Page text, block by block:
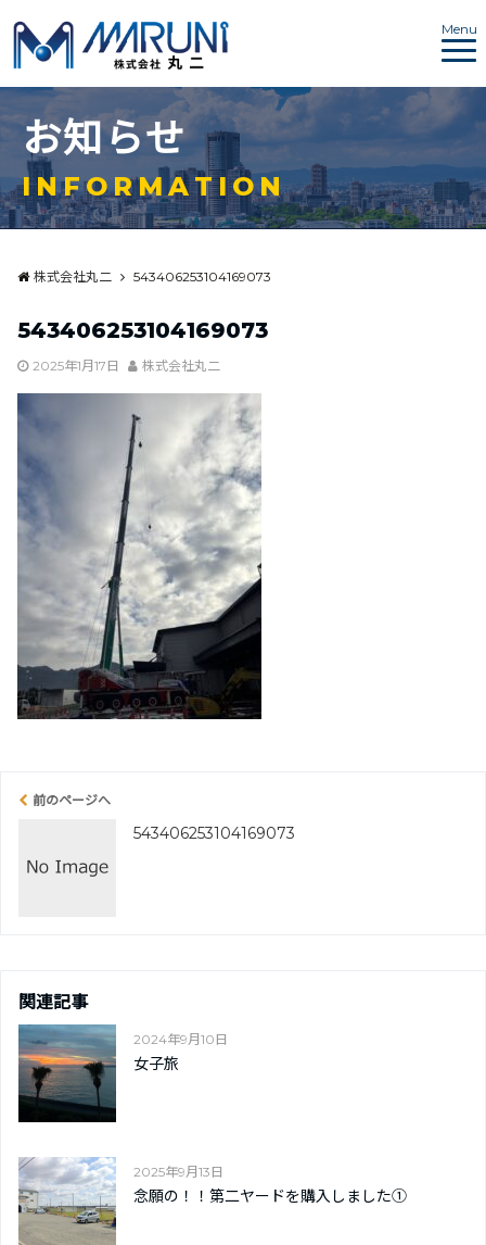
Menu
お知らせ
INFORMATION
株式会社丸二 543406253104169073
543406253104169073
2025年1月17日 株式会社丸二
前のページへ
543406253104169073
関連記事
2024年9月10日
女子旅
2025年9月13日
念願の！！第二ヤードを購入しました➀